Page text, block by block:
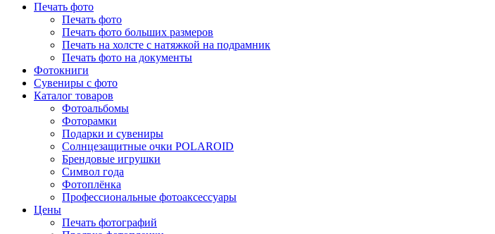
Печать фото
Печать фото
Печать фото больших размеров
Печать на холсте с натяжкой на подрамник
Печать фото на документы
Фотокниги
Сувениры с фото
Каталог товаров
Фотоальбомы
Фоторамки
Подарки и сувениры
Солнцезащитные очки POLAROID
Брендовые игрушки
Символ года
Фотоплёнка
Профессиональные фотоаксессуары
Цены
Печать фотографий